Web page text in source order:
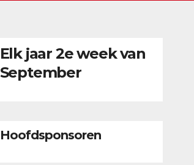
Elk jaar 2e week van
September
Hoofdsponsoren